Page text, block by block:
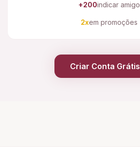
+200indicar amigo
2xem promoções
Criar Conta Grátis